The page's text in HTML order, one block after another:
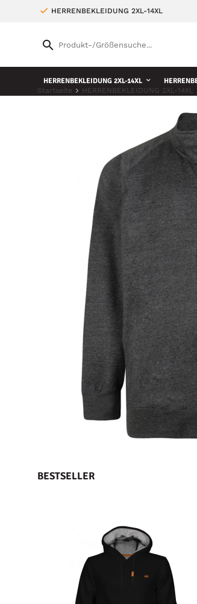
HERRENBEKLEIDUNG 2XL-14XL
HERRENBEKLEIDUNG 2XL-14XL
Startseite HERRENBEKLEIDUNG 2XL-14XL
BESTSELLER